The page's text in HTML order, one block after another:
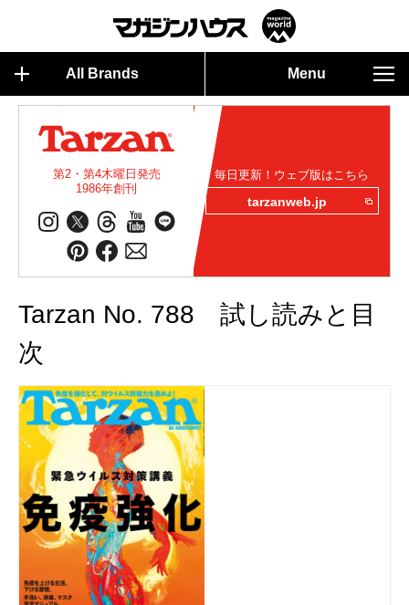
All Brands Menu
第2・第4木曜日発売
1986年創刊
毎日更新！ウェブ版はこちら
tarzanweb.jp
Tarzan No. 788 試し読みと目
次